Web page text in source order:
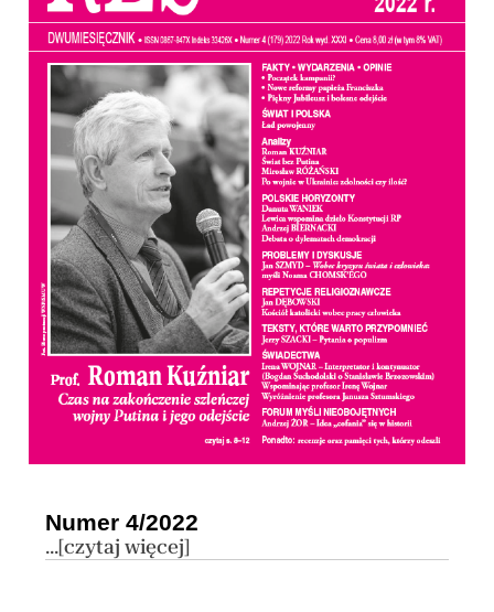
Numer 4/2022
...[czytaj więcej]